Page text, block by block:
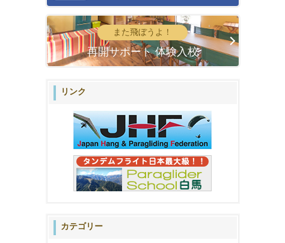
また飛ぼうよ！
再開サポート 体験入校
リンク
カテゴリー